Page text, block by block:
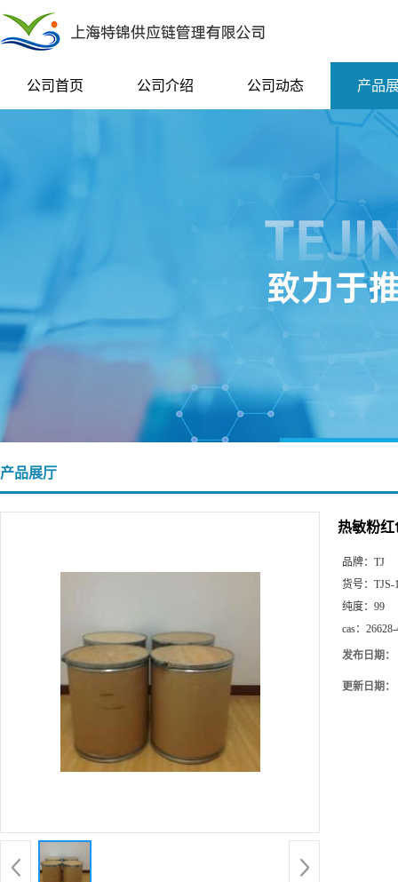
公司首页 公司介绍 公司动态 产品
产品展厅
热敏粉红
品牌： TJ
货号： TJS-
纯度： 99
cas：
发布日期：
更新日期：